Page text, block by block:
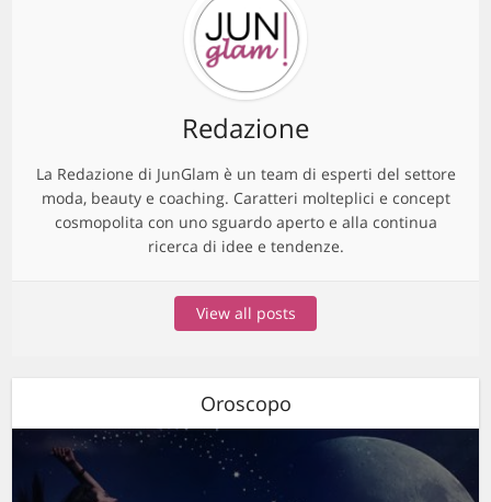
Redazione
La Redazione di JunGlam è un team di esperti del settore
moda, beauty e coaching. Caratteri molteplici e concept
cosmopolita con uno sguardo aperto e alla continua
ricerca di idee e tendenze.
View all posts
Oroscopo